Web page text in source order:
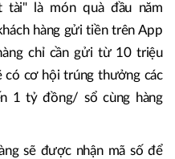
tài" là món quà đầu năm
hàng gửi tiền trên App
chỉ cần gửi từ 10 triệu
có cơ hội trúng thưởng các
1 tỷ đồng/ sổ cùng hàng
sẽ được nhận mã số để